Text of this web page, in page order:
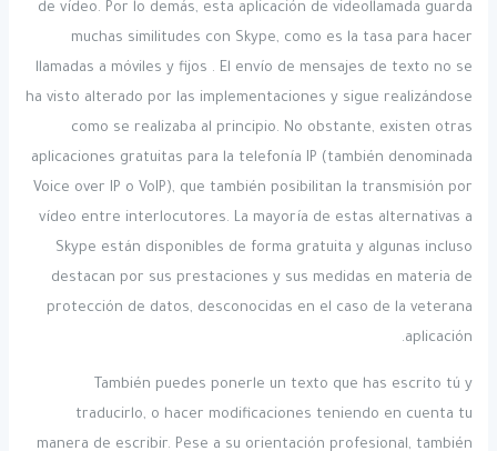
de vídeo. Por lo demás, esta aplicación de videollamada guarda
muchas similitudes con Skype, como es la tasa para hacer
llamadas a móviles y fijos . El envío de mensajes de texto no se
ha visto alterado por las implementaciones y sigue realizándose
como se realizaba al principio. No obstante, existen otras
aplicaciones gratuitas para la telefonía IP (también denominada
Voice over IP o VoIP), que también posibilitan la transmisión por
vídeo entre interlocutores. La mayoría de estas alternativas a
Skype están disponibles de forma gratuita y algunas incluso
destacan por sus prestaciones y sus medidas en materia de
protección de datos, desconocidas en el caso de la veterana
aplicación.
También puedes ponerle un texto que has escrito tú y
traducirlo, o hacer modificaciones teniendo en cuenta tu
manera de escribir. Pese a su orientación profesional, también